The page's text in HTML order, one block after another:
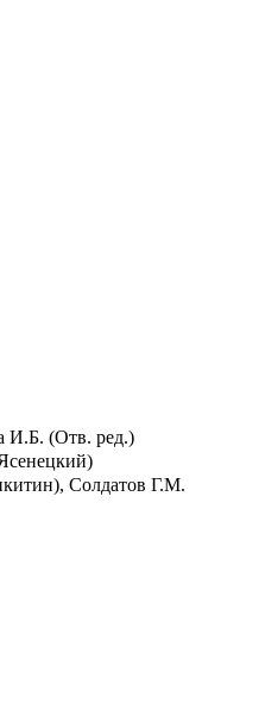
И.Б. (Отв. ред.)
Солдатов Г.М.